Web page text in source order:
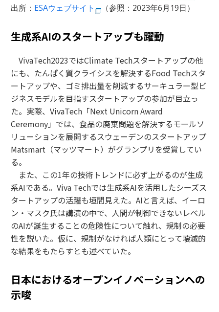
出所： ESAウェブサイト （参照：2023年6月19日）
生成系AIのスタートアップも躍動
VivaTech2023ではClimate Techスタートアップの他
にも、たんぱく質クライシスを解決するFood Techスタ
ートアップや、ゴミ排出量を削減するサーキュラー型ビ
ジネスモデルを目指すスタートアップの参加が目立っ
た。実際、VivaTech「Next Unicorn Award
Ceremony」では、食品の廃棄問題を解決するモールソ
リューションを展開するスウェーデンのスタートアップ
Matsmart（マッツマート）がグランプリを受賞してい
る。
また、この1年の技術トレンドに必ず上がるのが生成
系AIである。Viva Techでは生成系AIを活用したシーズス
タートアップの活躍も垣間見えた。AIと言えば、イーロ
ン・マスク氏は講演の中で、人間が制御できないレベル
のAIが誕生することの危険性について触れ、規制の必要
性を説いた。仮に、規制がなければ人類にとって壊滅的
な結果をもたらすとも述べていた。
日本におけるオープンイノベーションへの
示唆